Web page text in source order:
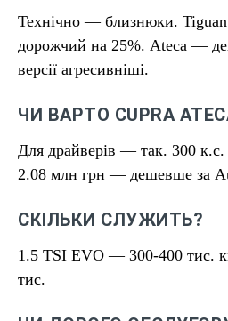
Технічно — близнюки.
дорожчий на 25%. Ateca —
версії агресивніші.
ЧИ ВАРТО CUPRA
Для драйверів — так. 300
2.08 млн грн — дешевше за
СКІЛЬКИ СЛУЖИТЬ?
1.5 TSI EVO — 300-400 тис.
тис.